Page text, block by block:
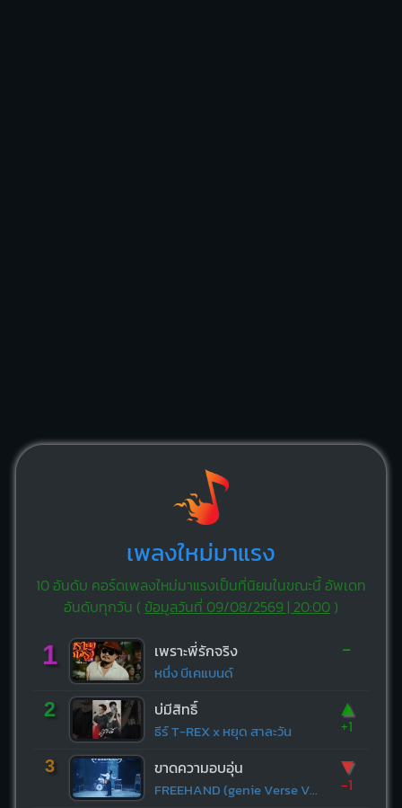
เพลงใหม่มาแรง
10 อันดับ คอร์ดเพลงใหม่มาแรงเป็นที่นิยมในขณะนี้ อัพเดท
อันดับทุกวัน ( ข้อมูลวันที่ 09/08/2569 | 20:00)
1 เพราะพี่รักจริง
หนึ่ง บีเคแบนด์
-
2 บ่มีสิทธิ์
ธีร์ T-REX x หยุด สาละวัน
▲
+1
3 ขาดความอบอุ่น
FREEHAND (genie Verse Vol.1)
▼
-1